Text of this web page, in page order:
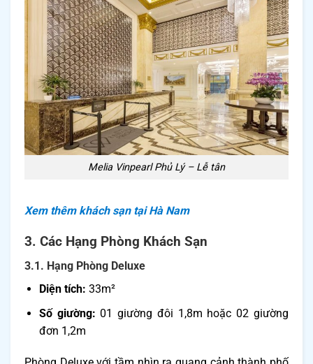
Melia Vinpearl Phủ Lý – Lễ tân
Xem thêm khách sạn tại Hà Nam
3. Các Hạng Phòng Khách Sạn
3.1. Hạng Phòng Deluxe
Diện tích: 33m²
Số giường: 01 giường đôi 1,8m hoặc 02 giường
đơn 1,2m